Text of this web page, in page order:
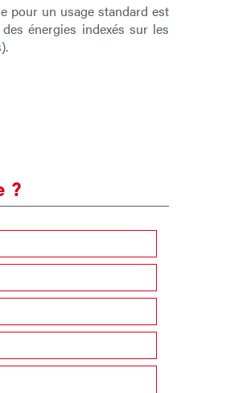
pour un usage standard est
énergies indexés sur les
?